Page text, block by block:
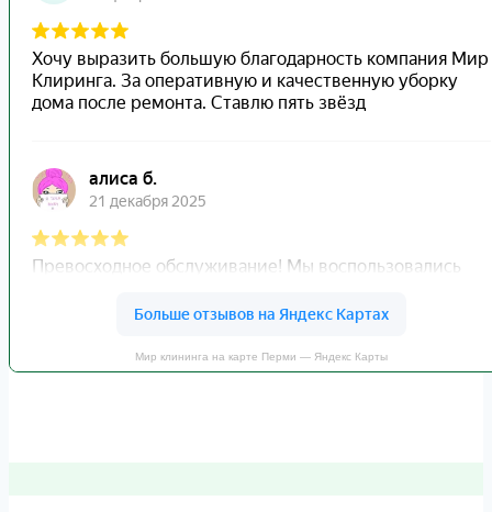
Мир клининга на карте Перми — Яндекс Карты